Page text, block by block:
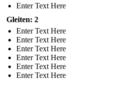
Enter Text Here
Gleiten: 2
Enter Text Here
Enter Text Here
Enter Text Here
Enter Text Here
Enter Text Here
Enter Text Here